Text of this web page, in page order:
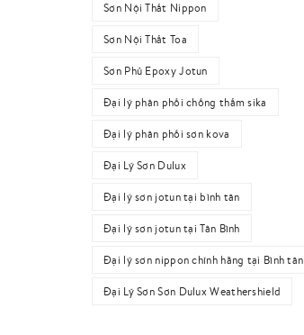
Sơn Nội Thất Nippon
Sơn Nội Thất Toa
Sơn Phủ Epoxy Jotun
Đại lý phân phối chống thấm sika
Đại lý phân phối sơn kova
Đại Lý Sơn Dulux
Đại lý sơn jotun tại bình tân
Đại lý sơn jotun tại Tân Bình
Đại lý sơn nippon chính hãng tại Bình tân
Đại Lý Sơn Sơn Dulux Weathershield